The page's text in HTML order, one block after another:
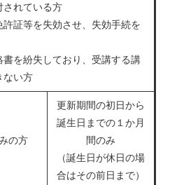
されている方
証等を失効させ、失効手続を
を紛失しており、受講する講
ない方
の方
更新期間の初日から
誕生日までの１か月
間のみ
（誕生日が休日の場
合はその前日まで）